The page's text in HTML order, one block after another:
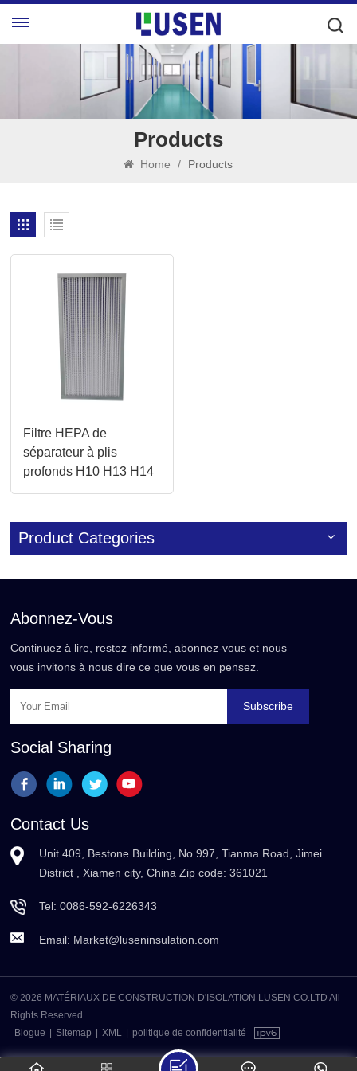
Products
Home / Products
Filtre HEPA de
séparateur à plis
profonds H10 H13 H14
à haute efficacité pour
Product Categories
Abonnez-Vous
Continuez à lire, restez informé, abonnez-vous et nous
vous invitons à nous dire ce que vous en pensez.
Subscribe
Social Sharing
Contact Us
Unit 409, Bestone Building, No.997, Tianma Road, Jimei
District , Xiamen city, China Zip code: 361021
Tel:0086-592-6226343
Email: Market@luseninsulation.com
© 2026 MATÉRIAUX DE CONSTRUCTION D'ISOLATION LUSEN CO.LTD All
Rights Reserved
Blogue
Sitemap XML politique de confidentialité